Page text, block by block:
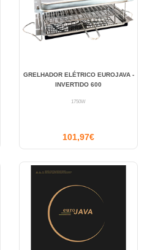
GRELHADOR ELÉTRICO EUROJAVA -
INVERTIDO 600
1750W
101,97€